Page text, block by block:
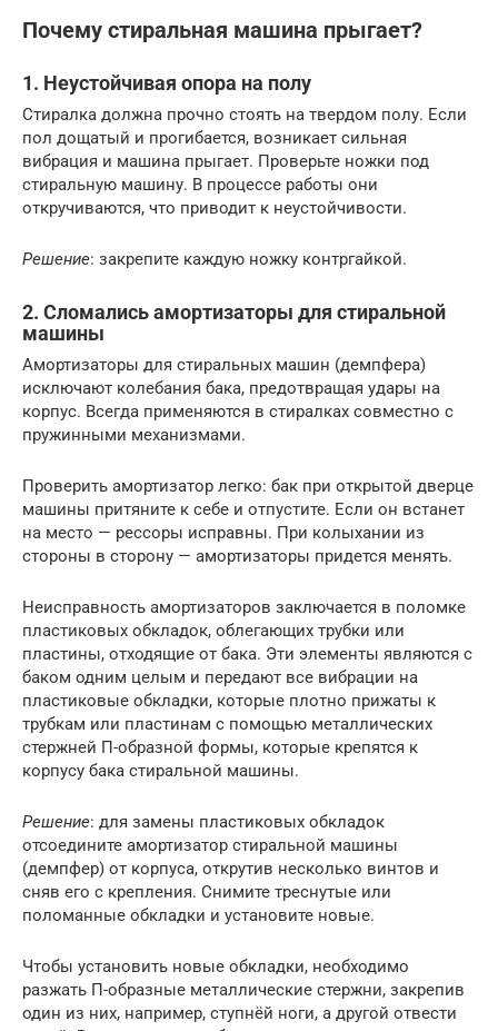
Почему стиральная машина прыгает?
1. Неустойчивая опора на полу
Стиралка должна прочно стоять на твердом полу. Если
пол дощатый и прогибается, возникает сильная
вибрация и машина прыгает. Проверьте ножки под
стиральную машину. В процессе работы они
откручиваются, что приводит к неустойчивости.
Решение: закрепите каждую ножку контргайкой.
2. Сломались амортизаторы для стиральной
машины
Амортизаторы для стиральных машин (демпфера)
исключают колебания бака, предотвращая удары на
корпус. Всегда применяются в стиралках совместно с
пружинными механизмами.
Проверить амортизатор легко: бак при открытой дверце
машины притяните к себе и отпустите. Если он встанет
на место — рессоры исправны. При колыхании из
стороны в сторону — амортизаторы придется менять.
Неисправность амортизаторов заключается в поломке
пластиковых обкладок, облегающих трубки или
пластины, отходящие от бака. Эти элементы являются с
баком одним целым и передают все вибрации на
пластиковые обкладки, которые плотно прижаты к
трубкам или пластинам с помощью металлических
стержней П-образной формы, которые крепятся к
корпусу бака стиральной машины.
Решение: для замены пластиковых обкладок
отсоедините амортизатор стиральной машины
(демпфер) от корпуса, открутив несколько винтов и
сняв его с крепления. Снимите треснутые или
поломанные обкладки и установите новые.
Чтобы установить новые обкладки, необходимо
разжать П-образные металлические стержни, закрепив
один из них, например, ступнёй ноги, а другой отвести